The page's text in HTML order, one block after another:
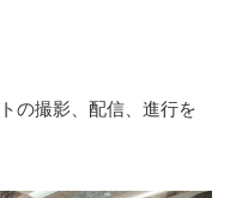
の撮影、配信、進行を